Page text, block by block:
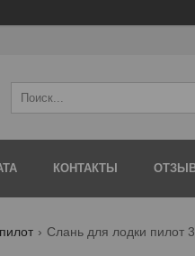
КОНТАКТЫ
Слань для лодки пилот